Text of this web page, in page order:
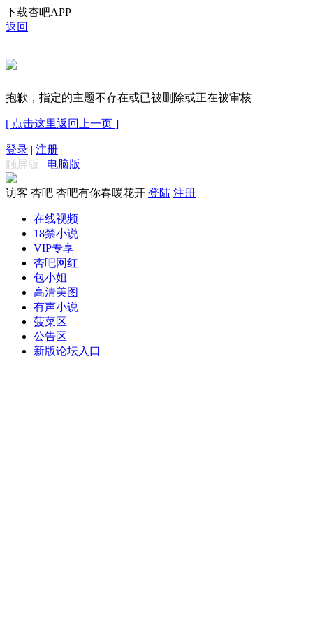
下载杏吧APP
返回
抱歉，指定的主题不存在或已被删除或正在被审核
[ 点击这里返回上一页 ]
登录 | 注册
触屏版 | 电脑版
访客 杏吧 杏吧有你春暖花开 登陆 注册
在线视频
18禁小说
VIP专享
杏吧网红
包小姐
高清美图
有声小说
菠菜区
公告区
新版论坛入口